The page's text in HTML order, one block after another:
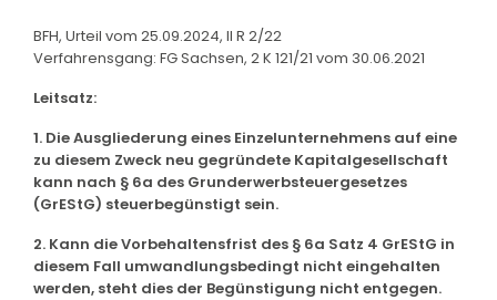
BFH, Urteil vom 25.09.2024, II R 2/22
Verfahrensgang: FG Sachsen, 2 K 121/21 vom 30.06.2021
Leitsatz:
1. Die Ausgliederung eines Einzelunternehmens auf eine
zu diesem Zweck neu gegründete Kapitalgesellschaft
kann nach § 6a des Grunderwerbsteuergesetzes
(GrEStG) steuerbegünstigt sein.
2. Kann die Vorbehaltensfrist des § 6a Satz 4 GrEStG in
diesem Fall umwandlungsbedingt nicht eingehalten
werden, steht dies der Begünstigung nicht entgegen.